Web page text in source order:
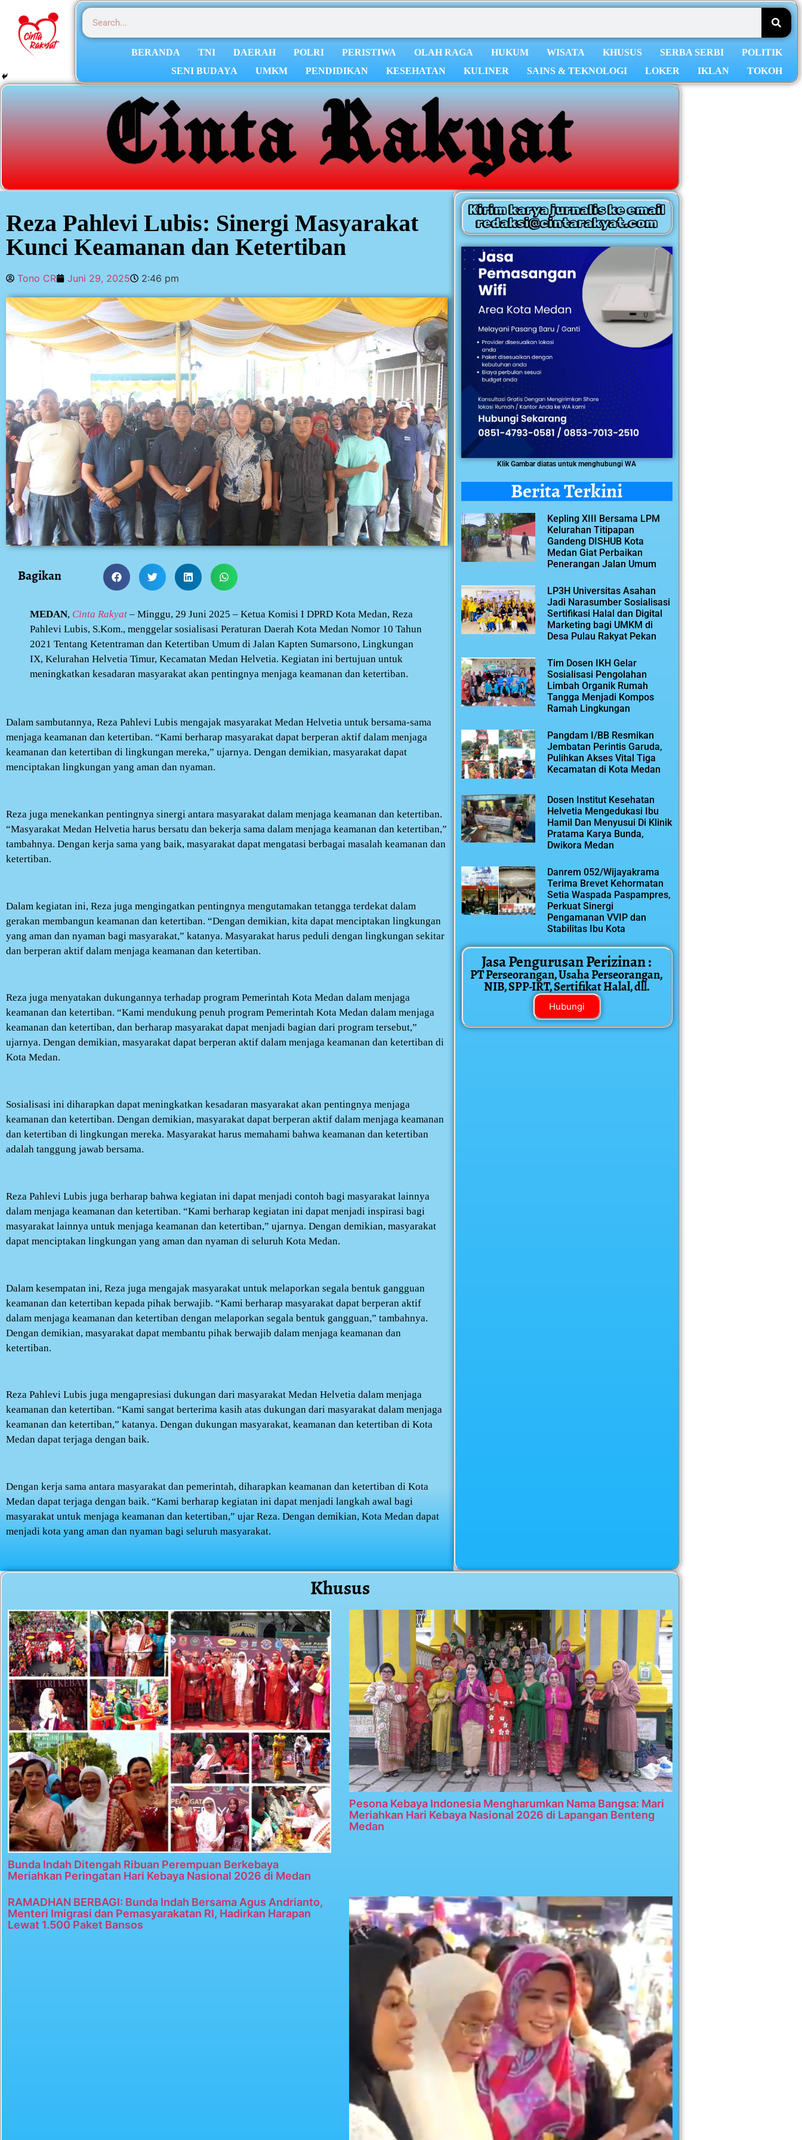
BERANDA TNI DAERAH POLRI PERISTIWA OLAH RAGA HUKUM WISATA KHUSUS SERBA SERBI
POLITIK
SENI BUDAYA
UMKM PENDIDIKAN KESEHATAN KULINER SAINS & TEKNOLOGI LOKER IKLAN TOKOH
Reza Pahlevi Lubis: Sinergi Masyarakat
Kunci Keamanan dan Ketertiban
Tono CR Juni 29, 2025 2:46 pm
Bagikan
MEDAN, Cinta Rakyat – Minggu, 29 Juni 2025 – Ketua Komisi I DPRD Kota Medan, Reza
Pahlevi Lubis, S.Kom., menggelar sosialisasi Peraturan Daerah Kota Medan Nomor 10 Tahun
2021 Tentang Ketentraman dan Ketertiban Umum di Jalan Kapten Sumarsono, Lingkungan
IX, Kelurahan Helvetia Timur, Kecamatan Medan Helvetia. Kegiatan ini bertujuan untuk
meningkatkan kesadaran masyarakat akan pentingnya menjaga keamanan dan ketertiban.
Dalam sambutannya, Reza Pahlevi Lubis mengajak masyarakat Medan Helvetia untuk bersama-sama
menjaga keamanan dan ketertiban. “Kami berharap masyarakat dapat berperan aktif dalam menjaga
keamanan dan ketertiban di lingkungan mereka,” ujarnya. Dengan demikian, masyarakat dapat
menciptakan lingkungan yang aman dan nyaman.
Reza juga menekankan pentingnya sinergi antara masyarakat dalam menjaga keamanan dan ketertiban.
“Masyarakat Medan Helvetia harus bersatu dan bekerja sama dalam menjaga keamanan dan ketertiban,”
tambahnya. Dengan kerja sama yang baik, masyarakat dapat mengatasi berbagai masalah keamanan dan
ketertiban.
Dalam kegiatan ini, Reza juga mengingatkan pentingnya mengutamakan tetangga terdekat dalam
gerakan membangun keamanan dan ketertiban. “Dengan demikian, kita dapat menciptakan lingkungan
yang aman dan nyaman bagi masyarakat,” katanya. Masyarakat harus peduli dengan lingkungan sekitar
dan berperan aktif dalam menjaga keamanan dan ketertiban.
Reza juga menyatakan dukungannya terhadap program Pemerintah Kota Medan dalam menjaga
keamanan dan ketertiban. “Kami mendukung penuh program Pemerintah Kota Medan dalam menjaga
keamanan dan ketertiban, dan berharap masyarakat dapat menjadi bagian dari program tersebut,”
ujarnya. Dengan demikian, masyarakat dapat berperan aktif dalam menjaga keamanan dan ketertiban di
Kota Medan.
Sosialisasi ini diharapkan dapat meningkatkan kesadaran masyarakat akan pentingnya menjaga
keamanan dan ketertiban. Dengan demikian, masyarakat dapat berperan aktif dalam menjaga keamanan
dan ketertiban di lingkungan mereka. Masyarakat harus memahami bahwa keamanan dan ketertiban
adalah tanggung jawab bersama.
Reza Pahlevi Lubis juga berharap bahwa kegiatan ini dapat menjadi contoh bagi masyarakat lainnya
dalam menjaga keamanan dan ketertiban. “Kami berharap kegiatan ini dapat menjadi inspirasi bagi
masyarakat lainnya untuk menjaga keamanan dan ketertiban,” ujarnya. Dengan demikian, masyarakat
dapat menciptakan lingkungan yang aman dan nyaman di seluruh Kota Medan.
Dalam kesempatan ini, Reza juga mengajak masyarakat untuk melaporkan segala bentuk gangguan
keamanan dan ketertiban kepada pihak berwajib. “Kami berharap masyarakat dapat berperan aktif
dalam menjaga keamanan dan ketertiban dengan melaporkan segala bentuk gangguan,” tambahnya.
Dengan demikian, masyarakat dapat membantu pihak berwajib dalam menjaga keamanan dan
ketertiban.
Reza Pahlevi Lubis juga mengapresiasi dukungan dari masyarakat Medan Helvetia dalam menjaga
keamanan dan ketertiban. “Kami sangat berterima kasih atas dukungan dari masyarakat dalam menjaga
keamanan dan ketertiban,” katanya. Dengan dukungan masyarakat, keamanan dan ketertiban di Kota
Medan dapat terjaga dengan baik.
Dengan kerja sama antara masyarakat dan pemerintah, diharapkan keamanan dan ketertiban di Kota
Medan dapat terjaga dengan baik. “Kami berharap kegiatan ini dapat menjadi langkah awal bagi
masyarakat untuk menjaga keamanan dan ketertiban,” ujar Reza. Dengan demikian, Kota Medan dapat
menjadi kota yang aman dan nyaman bagi seluruh masyarakat.
Kirim karya jurnalis ke email
redaksi@cintarakyat.com
Klik Gambar diatas untuk menghubungi WA
Berita Terkini
Kepling XIII Bersama LPM
Kelurahan Titipapan
Gandeng DISHUB Kota
Medan Giat Perbaikan
Penerangan Jalan Umum
LP3H Universitas Asahan
Jadi Narasumber Sosialisasi
Sertifikasi Halal dan Digital
Marketing bagi UMKM di
Desa Pulau Rakyat Pekan
Tim Dosen IKH Gelar
Sosialisasi Pengolahan
Limbah Organik Rumah
Tangga Menjadi Kompos
Ramah Lingkungan
Pangdam I/BB Resmikan
Jembatan Perintis Garuda,
Pulihkan Akses Vital Tiga
Kecamatan di Kota Medan
Dosen Institut Kesehatan
Helvetia Mengedukasi Ibu
Hamil Dan Menyusui Di Klinik
Pratama Karya Bunda,
Dwikora Medan
Danrem 052/Wijayakrama
Terima Brevet Kehormatan
Setia Waspada Paspampres,
Perkuat Sinergi
Pengamanan VVIP dan
Stabilitas Ibu Kota
Jasa Pengurusan Perizinan :
PT Perseorangan, Usaha Perseorangan,
NIB, SPP-IRT, Sertifikat Halal, dll.
Hubungi
Khusus
Bunda Indah Ditengah Ribuan Perempuan Berkebaya
Meriahkan Peringatan Hari Kebaya Nasional 2026 di Medan
Pesona Kebaya Indonesia Mengharumkan Nama Bangsa: Mari
Meriahkan Hari Kebaya Nasional 2026 di Lapangan Benteng
Medan
RAMADHAN BERBAGI: Bunda Indah Bersama Agus Andrianto,
Menteri Imigrasi dan Pemasyarakatan RI, Hadirkan Harapan
Lewat 1.500 Paket Bansos